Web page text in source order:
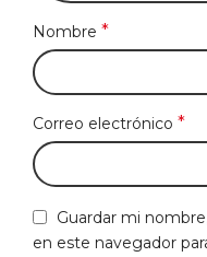
Nombre *
Correo electrónico *
Guardar mi
en este navegador